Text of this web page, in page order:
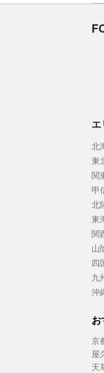
北
東
関
甲
北
東
関
山
四
九
沖
京
屋
天